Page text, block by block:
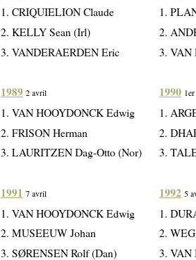
1. CRIQUIELION Claude
2. KELLY Sean (Irl)
3. VANDERAERDEN Eric
1989 2 avril
1. VAN HOOYDONCK Edwig
2. FRISON Herman
3. LAURITZEN Dag-Otto (Nor)
1991 7 avril
1. VAN HOOYDONCK Edwig
2. MUSEEUW Johan
3. SØRENSEN Rolf (Dan)
1.
2.
3. VAN
1990
1.
2.
3.
1992 5
1.
2.
3. VAN